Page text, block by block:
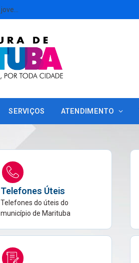
SERVIÇOS ATENDIMENTO
Telefones Úteis
Telefones do úteis do
município de Marituba